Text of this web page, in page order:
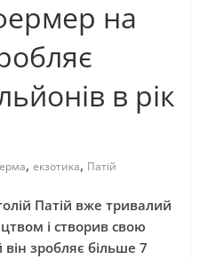
на
в рік
, екзотика, Патій
Патій вже тривалий
і створив свою
зробляє більше 7